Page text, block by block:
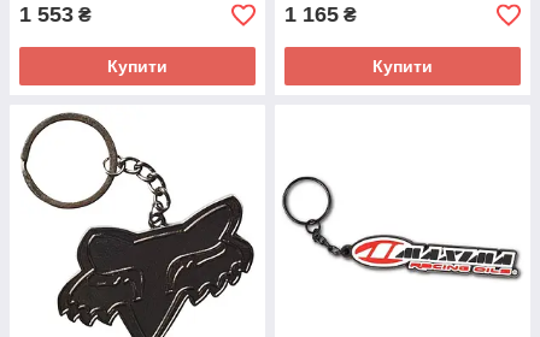
1 553 ₴
Купити
1 165 ₴
Купити